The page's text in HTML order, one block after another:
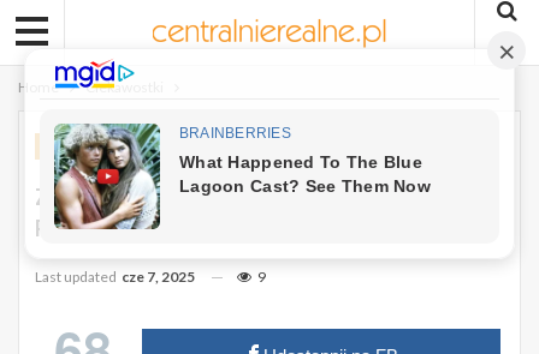
Home Ciekawostki
CIEKAWOSTKI NA WESOŁO
Zagadka – Czy Potrafisz Znaleźć
Różniącego Się Misia Pandę?
Last updated cze 7, 2025 9